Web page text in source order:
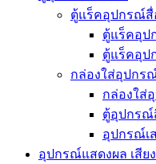
ตู้แร็คอุปกรณ์สื่
ตู้แร็คอุป
ตู้แร็คอุป
กล่องใส่อุปกร
กล่องใส่
ตู้อุปกรณ์
อุปกรณ์เ
อุปกรณ์แสดงผล เสียง